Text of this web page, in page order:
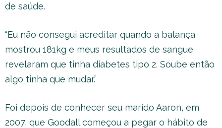
de saúde.
“Eu não consegui acreditar quando a balança
mostrou 181kg e meus resultados de sangue
revelaram que tinha diabetes tipo 2. Soube então
algo tinha que mudar.”
Foi depois de conhecer seu marido Aaron, em
2007, que Goodall começou a pegar o hábito de